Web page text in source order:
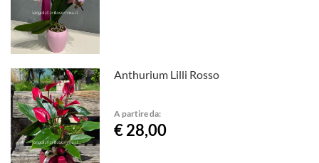
Anthurium Lilli Rosso
A partire da:
€ 28,00